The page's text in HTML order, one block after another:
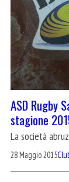
ASD Rugby
stagione
La società
28 Maggio 2015